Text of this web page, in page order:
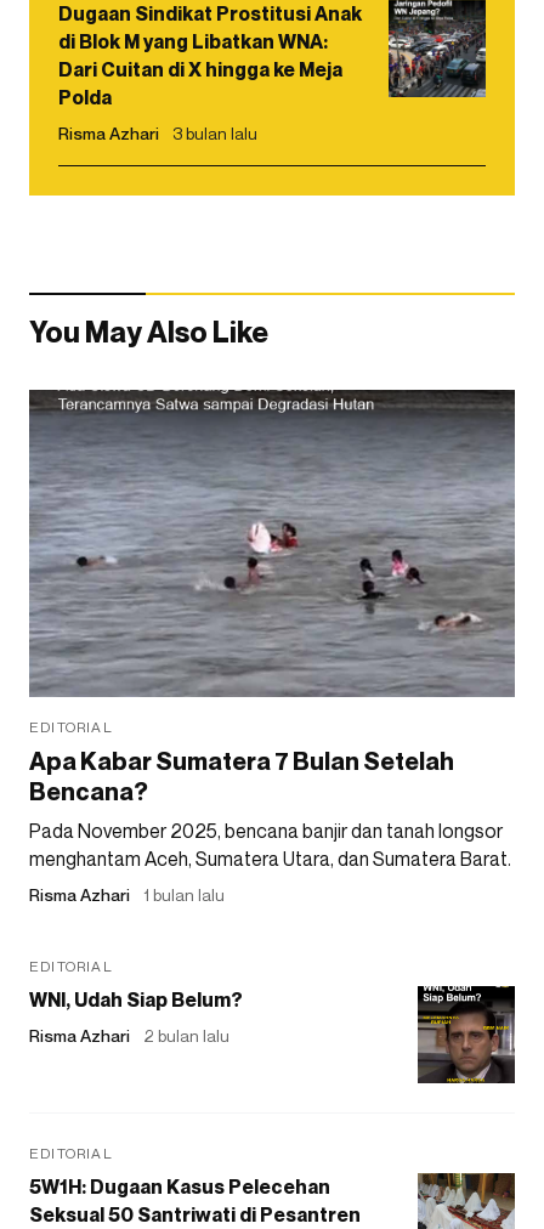
Dugaan Sindikat Prostitusi Anak
di Blok M yang Libatkan WNA:
Dari Cuitan di X hingga ke Meja
Polda
Risma Azhari 3 bulan lalu
You May Also Like
EDITORIAL
Apa Kabar Sumatera 7 Bulan Setelah
Bencana?
Pada November 2025, bencana banjir dan tanah longsor
menghantam Aceh, Sumatera Utara, dan Sumatera Barat.
Risma Azhari 1 bulan lalu
EDITORIAL
WNI, Udah Siap Belum?
Risma Azhari 2 bulan lalu
EDITORIAL
5W1H: Dugaan Kasus Pelecehan
Seksual 50 Santriwati di Pesantren